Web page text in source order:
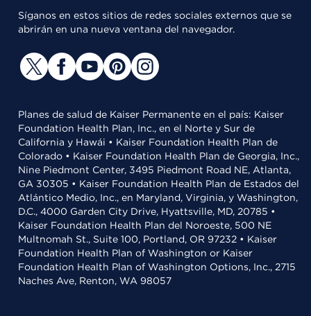
Síganos en estos sitios de redes sociales externos que se
abrirán en una nueva ventana del navegador.
Planes de salud de Kaiser Permanente en el país: Kaiser
Foundation Health Plan, Inc., en el Norte y Sur de
California y Hawái • Kaiser Foundation Health Plan de
Colorado • Kaiser Foundation Health Plan de Georgia, Inc.,
Nine Piedmont Center, 3495 Piedmont Road NE, Atlanta,
GA 30305 • Kaiser Foundation Health Plan de Estados del
Atlántico Medio, Inc., en Maryland, Virginia, y Washington,
D.C., 4000 Garden City Drive, Hyattsville, MD, 20785 •
Kaiser Foundation Health Plan del Noroeste, 500 NE
Multnomah St., Suite 100, Portland, OR 97232 • Kaiser
Foundation Health Plan of Washington or Kaiser
Foundation Health Plan of Washington Options, Inc., 2715
Naches Ave, Renton, WA 98057